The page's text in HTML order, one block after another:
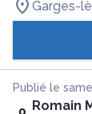
Garges-
Publié le
Romain